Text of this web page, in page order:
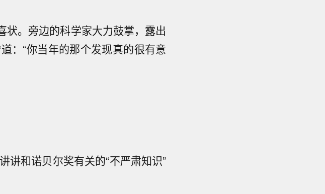
状。旁边的科学家大力鼓掌，露出
：“你当年的那个发现真的很有意
讲和诺贝尔奖有关的“不严肃知识”